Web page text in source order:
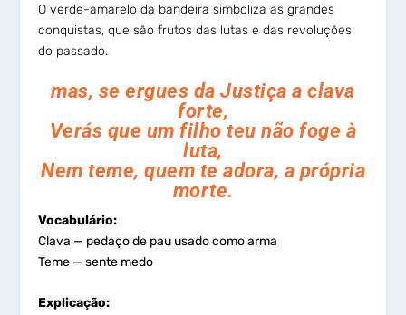
O verde-amarelo da bandeira simboliza as grandes
conquistas, que são frutos das lutas e das revoluções
do passado.
mas, se ergues da Justiça a clava
forte,
Verás que um filho teu não foge à
luta,
Nem teme, quem te adora, a própria
morte.
Vocabulário:
Clava — pedaço de pau usado como arma
Teme — sente medo
Explicação: